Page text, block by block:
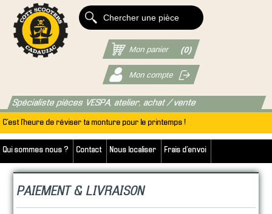
Spécialiste pièces VESPA, atelier, achat / vente
C'est l'heure de réviser ta monture pour le printemps !
Qui sommes nous ? Contact Nous localiser Frais d'envoi
Mon panier (0)
Mon compte
PAIEMENT & LIVRAISON